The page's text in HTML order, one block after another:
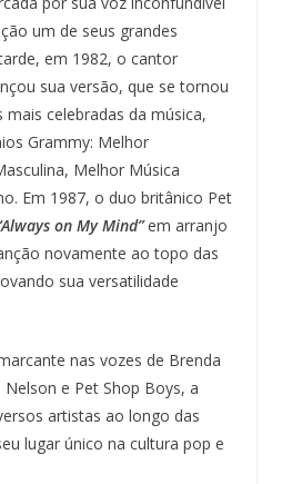
um de seus grandes
em 1982, o cantor
sua versão, que se tornou
celebradas da música,
Grammy: Melhor
Melhor Música
Em 1987, o duo britânico Pet
on My Mind”em arranjo
novamente ao topo das
sua versatilidade
nas vozes de Brenda
Nelson e Pet Shop Boys, a
artistas ao longo das
lugar único na cultura pop e